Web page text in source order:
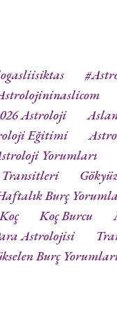
Astroloji
Eğitimi
Yorumları
Transitleri
Burç
Koç Koç Burcu
Astrolojisi
Burç